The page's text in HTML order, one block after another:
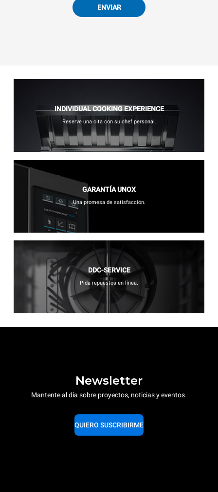
ENVIAR
INDIVIDUAL COOKING EXPERIENCE
Reserve una cita con su chef personal.
GARANTÍA UNOX
Una promesa de satisfacción.
DDC-SERVICE
Pida repuestos en línea.
Newsletter
Mantente al día sobre proyectos, noticias y eventos.
QUIERO SUSCRIBIRME